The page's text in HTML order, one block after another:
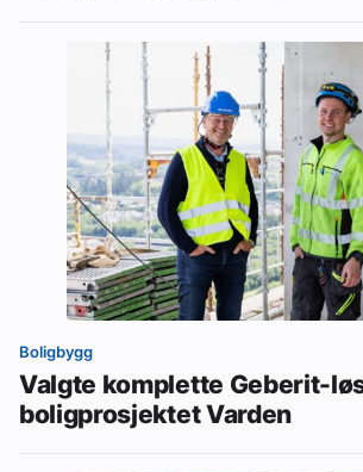
Boligbygg
Valgte komplette Geberit-
boligprosjektet Varden